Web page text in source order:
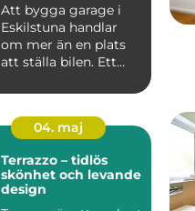
Att bygga garage i
Eskilstuna handlar
om mer än en plats
att ställa bilen. Ett
ger...
04. maj
Terrazzo – tidlös
skönhet och levande
design